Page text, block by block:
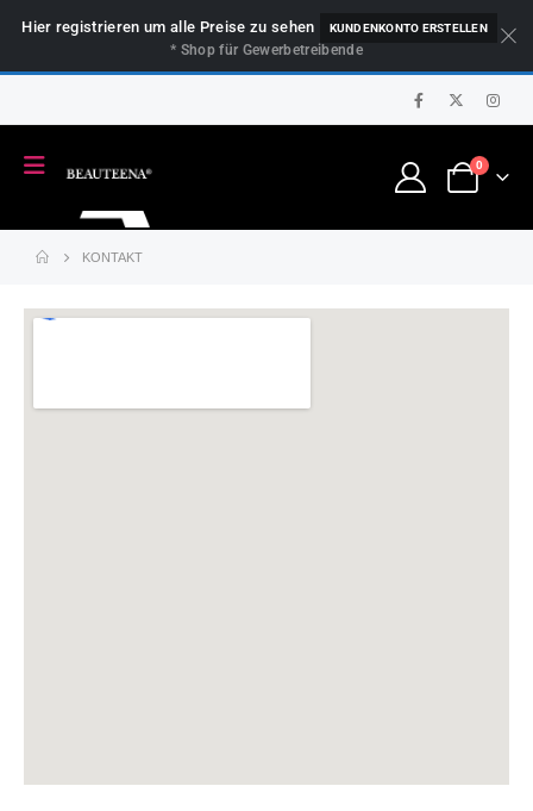
Hier registrieren um alle Preise zu sehen KUNDENKONTO ERSTELLEN
* Shop für Gewerbetreibende
0
KONTAKT